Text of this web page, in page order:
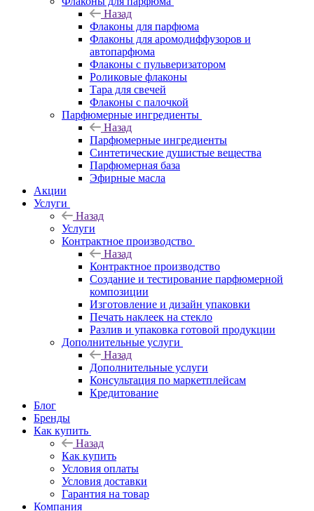
Назад
Флаконы для парфюма
Флаконы для аромодиффузоров и
автопарфюма
Флаконы с пульверизатором
Роликовые флаконы
Тара для свечей
Флаконы с палочкой
Парфюмерные ингредиенты
Назад
Парфюмерные ингредиенты
Синтетические душистые вещества
Парфюмерная база
Эфирные масла
Акции
Услуги
Назад
Услуги
Контрактное производство
Назад
Контрактное производство
Создание и тестирование парфюмерной
композиции
Изготовление и дизайн упаковки
Печать наклеек на стекло
Разлив и упаковка готовой продукции
Дополнительные услуги
Назад
Дополнительные услуги
Консультация по маркетплейсам
Кредитование
Блог
Бренды
Как купить
Назад
Как купить
Условия оплаты
Условия доставки
Гарантия на товар
Компания